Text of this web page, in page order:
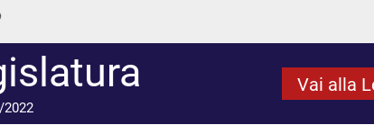
2022
Vai alla